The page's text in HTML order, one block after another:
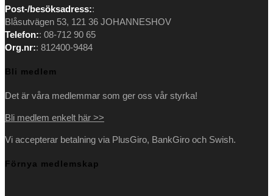
tab
new
tab
a
new
tab
Post-/besöksadress::
Blåsutvägen 53, 121 36 JOHANNESHOV
Telefon:: 08-712 90 65
Org.nr:: 812400-9484
Bli medlem
Det är våra medlemmar som ger oss vår styrka!
Bli medlem enkelt här >>
Vi accepterar betalning via PlusGiro, BankGiro och Swish.
Förnya medlemskap